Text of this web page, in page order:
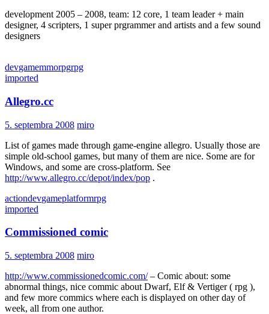
development 2005 – 2008, team: 12 core, 1 team leader + main
designer, 4 scripters, 1 super prgrammer and artists and a few sound
designers
devgamemmorpgrpg
imported
Allegro.cc
5. septembra 2008 miro
List of games made through game-engine allegro. Usually those are
simple old-school games, but many of them are nice. Some are for
Windows, and some are cross-platform. See
http://www.allegro.cc/depot/index/pop .
actiondevgameplatformrpg
imported
Commissioned comic
5. septembra 2008 miro
http://www.commissionedcomic.com/– Comic about: some
abnormal things, nice commic about Dwarf, Elf & Vertiger ( rpg ),
and few more commics where each is displayed on other day of
week, all from one author.